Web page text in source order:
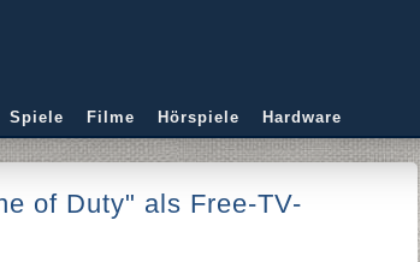
Spiele Filme Hörspiele Hardware
of Duty" als Free-TV-